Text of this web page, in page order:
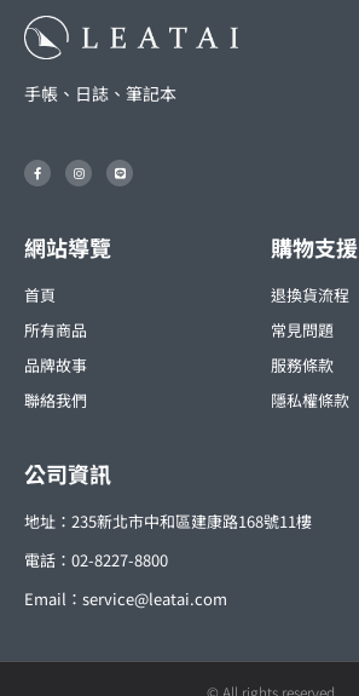
手帳、日誌、筆記本
F
a
c
k
-
I
n
s
r
a
m
L
i
n
網站導覽
首頁
所有商品
品牌故事
聯絡我們
購物支援
退換貨流程
常見問題
服務條款
隱私權條款
公司資訊
地址：235新北市中和區建康路168號11樓
電話：02-8227-8800
Email： service@leatai.com
© All rights reserved